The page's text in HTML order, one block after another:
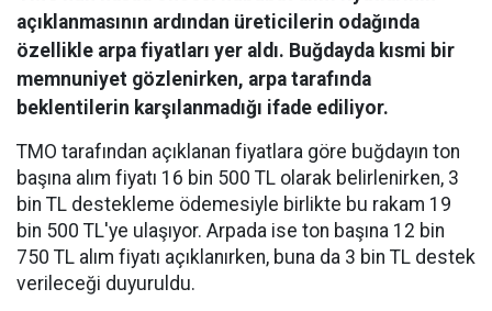
açıklanmasının ardından üreticilerin odağında
özellikle arpa fiyatları yer aldı. Buğdayda kısmi bir
memnuniyet gözlenirken, arpa tarafında
beklentilerin karşılanmadığı ifade ediliyor.
TMO tarafından açıklanan fiyatlara göre buğdayın ton
başına alım fiyatı 16 bin 500 TL olarak belirlenirken, 3
bin TL destekleme ödemesiyle birlikte bu rakam 19
bin 500 TL'ye ulaşıyor. Arpada ise ton başına 12 bin
750 TL alım fiyatı açıklanırken, buna da 3 bin TL destek
verileceği duyuruldu.